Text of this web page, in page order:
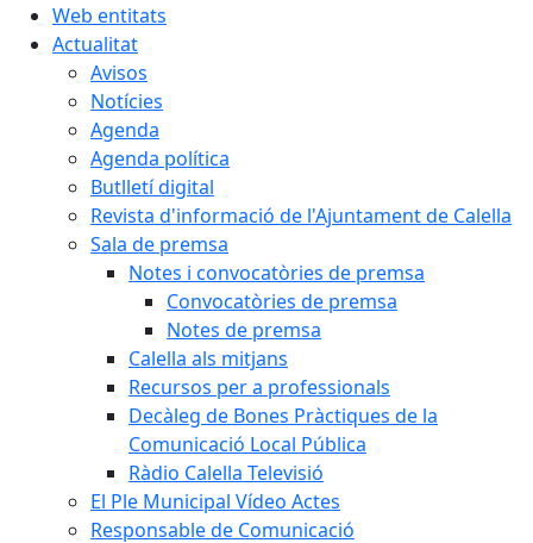
Web entitats
Actualitat
Avisos
Notícies
Agenda
Agenda política
Butlletí digital
Revista d'informació de l'Ajuntament de Calella
Sala de premsa
Notes i convocatòries de premsa
Convocatòries de premsa
Notes de premsa
Calella als mitjans
Recursos per a professionals
Decàleg de Bones Pràctiques de la
Comunicació Local Pública
Ràdio Calella Televisió
El Ple Municipal Vídeo Actes
Responsable de Comunicació